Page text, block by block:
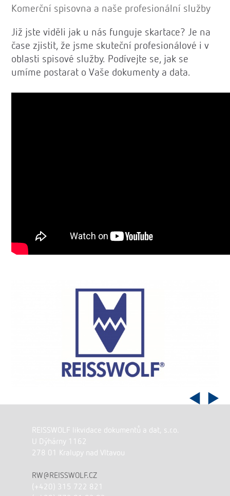
Komerční spisovna a naše profesionální služby
Již jste viděli jak u nás funguje skartace? Je na
čase zjistit, že jsme skuteční profesionálové i v
oblasti spisové služby. Podívejte se, jak se
umíme postarat o Vaše dokumenty a data.
REISSWOLF likvidace dokumentů a dat, s.r.o.
U Dýhárny 1162
278 01 Kralupy nad Vltavou
RW@REISSWOLF.CZ
(+420) 315 722 821